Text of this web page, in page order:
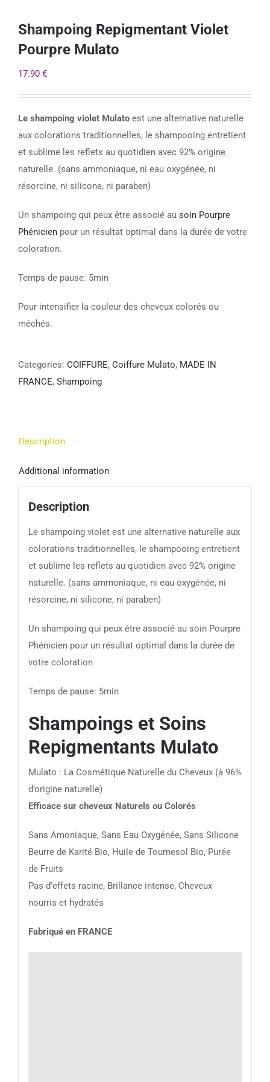
Shampoing Repigmentant Violet
Pourpre Mulato
17.90 €
Le shampoing violet Mulato est une alternative naturelle
aux colorations traditionnelles, le shampooing entretient
et sublime les reflets au quotidien avec 92% origine
naturelle. (sans ammoniaque, ni eau oxygénée, ni
résorcine, ni silicone, ni paraben)
Un shampoing qui peux être associé au soin Pourpre
Phénicien pour un résultat optimal dans la durée de votre
coloration.
Temps de pause: 5min
Pour intensifier la couleur des cheveux colorés ou
méchés.
Categories: COIFFURE, Coiffure Mulato, MADE IN
FRANCE, Shampoing
Description
Additional information
Description
Le shampoing violet est une alternative naturelle aux
colorations traditionnelles, le shampooing entretient
et sublime les reflets au quotidien avec 92% origine
naturelle. (sans ammoniaque, ni eau oxygénée, ni
résorcine, ni silicone, ni paraben)
Un shampoing qui peux être associé au soin Pourpre
Phénicien pour un résultat optimal dans la durée de
votre coloration
Temps de pause: 5min
Shampoings et Soins
Repigmentants Mulato
Mulato : La Cosmétique Naturelle du Cheveux (à 96%
d’origine naturelle)
Efficace sur cheveux Naturels ou Colorés
Sans Amoniaque, Sans Eau Oxygénée, Sans Silicone
Beurre de Karité Bio, Huile de Tournesol Bio, Purée
de Fruits
Pas d’effets racine, Brillance intense, Cheveux
nourris et hydratés
Fabriqué en FRANCE